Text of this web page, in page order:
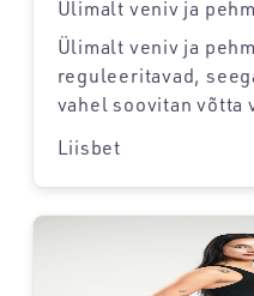
Ülimalt veniv ja
Ülimalt veniv ja
reguleeritavad,
vahel soovitan võtta
Liisbet